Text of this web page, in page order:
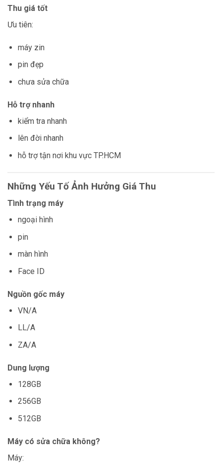
Thu giá tốt
Ưu tiên:
máy zin
pin đẹp
chưa sửa chữa
Hỗ trợ nhanh
kiểm tra nhanh
lên đời nhanh
hỗ trợ tận nơi khu vực TP.HCM
Những Yếu Tố Ảnh Hưởng Giá Thu
Tình trạng máy
ngoại hình
pin
màn hình
Face ID
Nguồn gốc máy
VN/A
LL/A
ZA/A
Dung lượng
128GB
256GB
512GB
Máy có sửa chữa không?
Máy: